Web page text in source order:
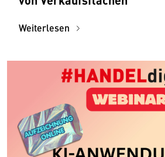
Weiterlesen